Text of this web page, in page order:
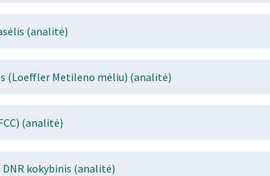
(analitė)
(Loeffler Metileno mėliu) (analitė)
(analitė)
kokybinis (analitė)